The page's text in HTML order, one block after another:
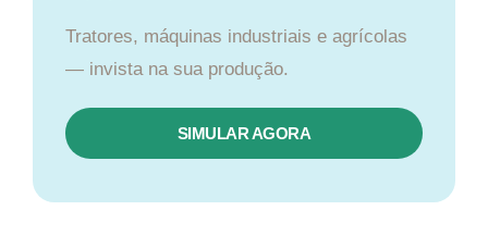
Tratores, máquinas industriais e agrícolas
— invista na sua produção.
SIMULAR AGORA